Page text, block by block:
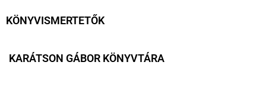
KÖNYVISMERTETŐK
KARÁTSON GÁBOR KÖNYVTÁRA